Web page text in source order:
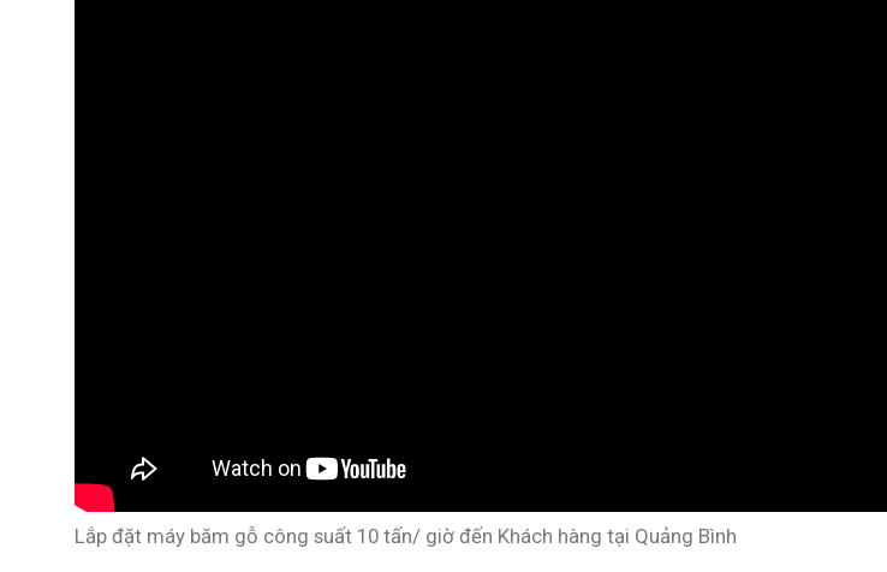
Lắp đặt máy băm gỗ công suất 10 tấn/ giờ đến Khách hàng tại Quảng Bình